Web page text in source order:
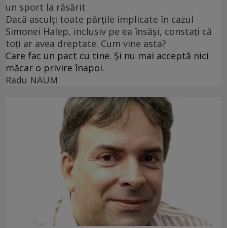
un sport la răsărit
Dacă asculți toate părțile implicate în cazul
Simonei Halep, inclusiv pe ea însăși, constați că
toți ar avea dreptate. Cum vine asta?
Care fac un pact cu tine. Și nu mai acceptă nici
măcar o privire înapoi.
Radu NAUM